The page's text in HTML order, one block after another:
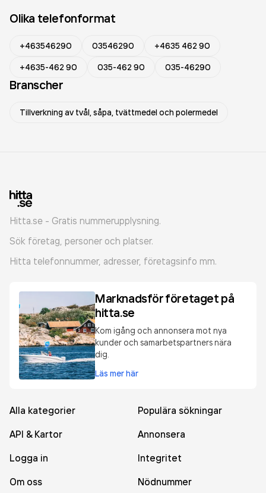
Olika telefonformat
+463546290 03546290
+4635 462 90
+4635-462 90
035-462 90 035-46290
Branscher
Tillverkning av tvål, såpa, tvättmedel och polermedel
Hitta.se - Gratis nummerupplysning.
Sök företag, personer och platser.
Hitta telefonnummer, adresser, företagsinfo mm.
Marknadsför företaget på
hitta.se
Kom igång och annonsera mot nya
kunder och samarbetspartners nära
dig.
Läs mer här
Alla kategorier
Populära sökningar
API & Kartor
Annonsera
Logga in
Integritet
Om oss
Nödnummer